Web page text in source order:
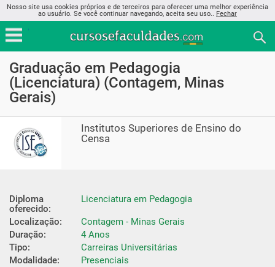
Nosso site usa cookies próprios e de terceiros para oferecer uma melhor experiência
ao usuário. Se você continuar navegando, aceita seu uso.. Fechar
Graduação em Pedagogia
(Licenciatura) (Contagem, Minas
Gerais)
Institutos Superiores de Ensino do
Censa
Diploma
oferecido:
Licenciatura em Pedagogia
Localização:
Contagem - Minas Gerais
Duração:
4 Anos
Tipo:
Carreiras Universitárias
Modalidade:
Presenciais